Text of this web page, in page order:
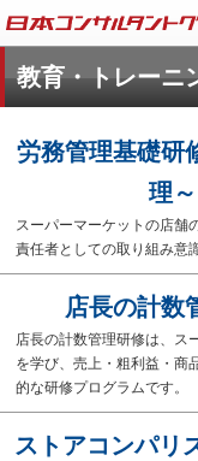
教育・トレーニ
労務管理基礎研
理
スーパーマーケットの店舗
責任者としての取り組み意
店長の計数
店長の計数管理研修は、ス
を学び、売上・粗利益・商
的な研修プログラムです。
ストアコンパリ